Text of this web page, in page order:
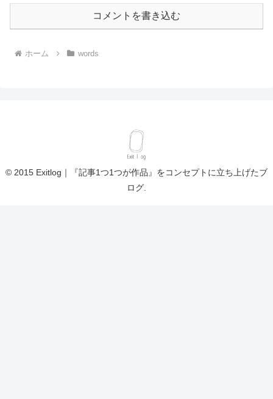
コメントを書き込む
ホーム words
© 2015 Exitlog｜『記事1つ1つが作品』をコンセプトに立ち上げたブ
ログ.